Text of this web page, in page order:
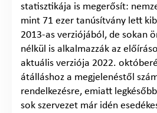
statisztikája is megerősít:
mint 71 ezer tanúsítvány lett
2013-as verziójából, de sokan
nélkül is alkalmazzák az
aktuális verziója 2022.
átálláshoz a megjelenéstől
rendelkezésre, emiatt
sok szervezet már idén